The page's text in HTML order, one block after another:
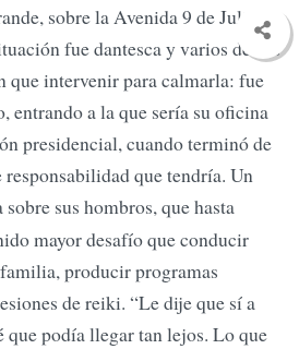
sobre la Avenida 9 de Julio,
fue dantesca y varios de sus
que intervenir para calmarla: fue
entrando a la que sería su oficina
presidencial, cuando terminó de
que tendría. Un
sobre sus hombros, que hasta
mayor desafío que conducir
producir programas
de reiki. “Le dije que sí a
que podía llegar tan lejos. Lo que